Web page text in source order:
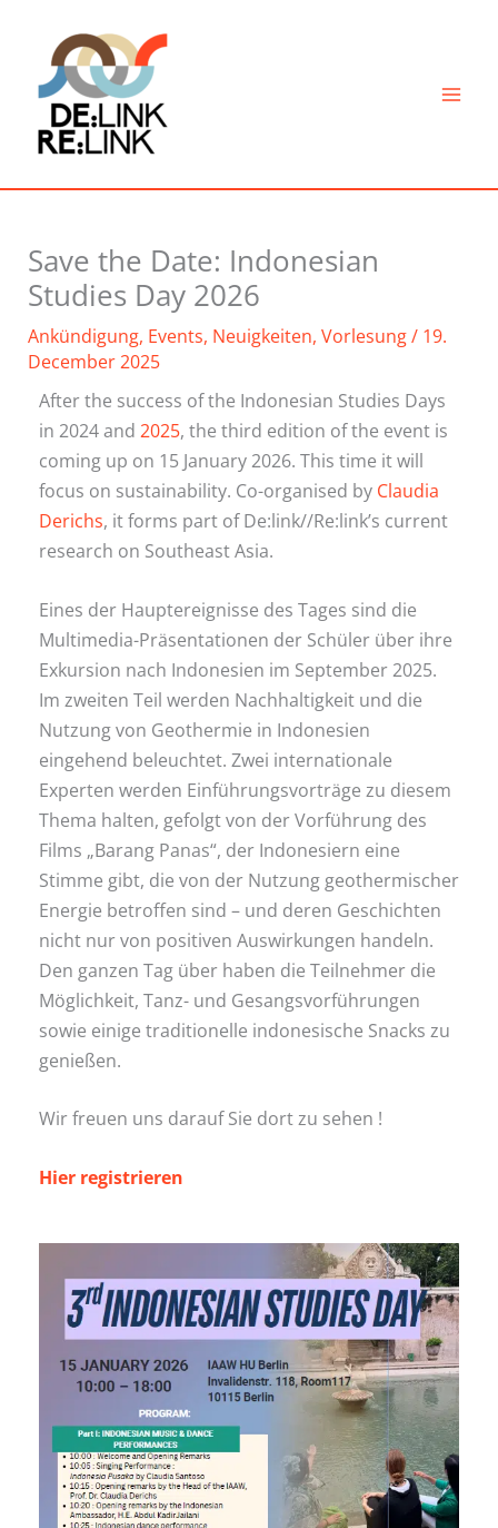
content
Save the Date: Indonesian
Studies Day 2026
Ankündigung, Events, Neuigkeiten, Vorlesung/ 19.
December 2025
After the success of the Indonesian Studies Days
in 2024 and 2025, the third edition of the event is
coming up on 15 January 2026. This time it will
focus on sustainability. Co-organised by Claudia
Derichs, it forms part of De:link//Re:link’s current
research on Southeast Asia.
Eines der Hauptereignisse des Tages sind die
Multimedia-Präsentationen der Schüler über ihre
Exkursion nach Indonesien im September 2025.
Im zweiten Teil werden Nachhaltigkeit und die
Nutzung von Geothermie in Indonesien
eingehend beleuchtet. Zwei internationale
Experten werden Einführungsvorträge zu diesem
Thema halten, gefolgt von der Vorführung des
Films „Barang Panas“, der Indonesiern eine
Stimme gibt, die von der Nutzung geothermischer
Energie betroffen sind – und deren Geschichten
nicht nur von positiven Auswirkungen handeln.
Den ganzen Tag über haben die Teilnehmer die
Möglichkeit, Tanz- und Gesangsvorführungen
sowie einige traditionelle indonesische Snacks zu
genießen.
Wir freuen uns darauf Sie dort zu sehen !
Hier registrieren